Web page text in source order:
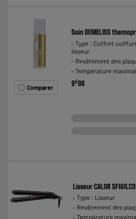
Comparer
Soin DEMELISS
Type : Coffret
lisseur
Revêtement des
Température
9€98
Lisseur CALOR
Type : Lisseur
Revêtement des
Température